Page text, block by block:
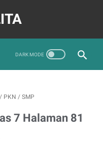
/ PKN / SMP
7 Halaman 81